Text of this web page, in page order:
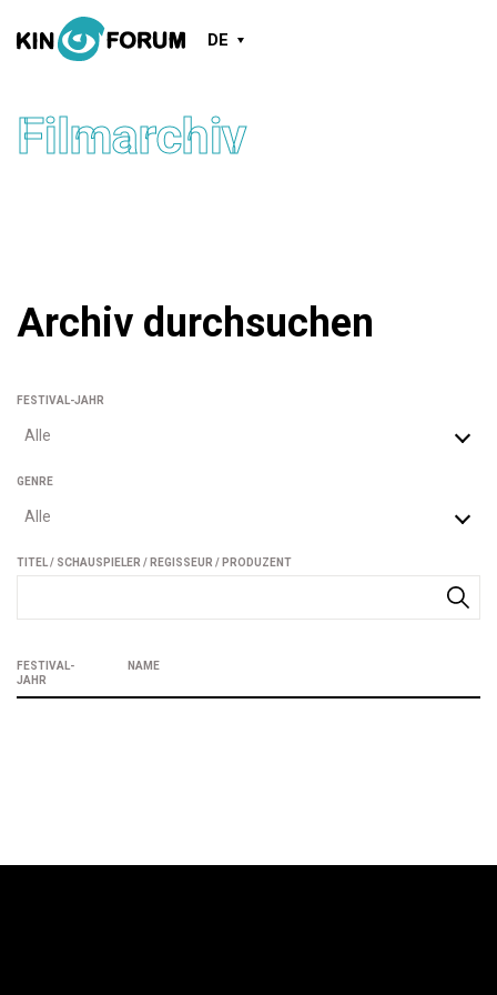
DE
Filmarchiv
Archiv durchsuchen
FESTIVAL-JAHR
Alle
GENRE
Alle
TITEL / SCHAUSPIELER / REGISSEUR / PRODUZENT
FESTIVAL-
JAHR
NAME